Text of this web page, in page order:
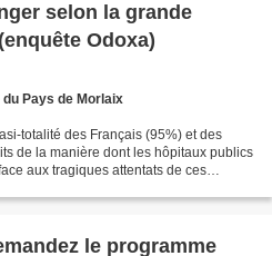
selon la grande
Odoxa)
Pays de Morlaix
totalité des Français (95%) et des
de la manière dont les hôpitaux publics
aux tragiques attentats de ces
le programme